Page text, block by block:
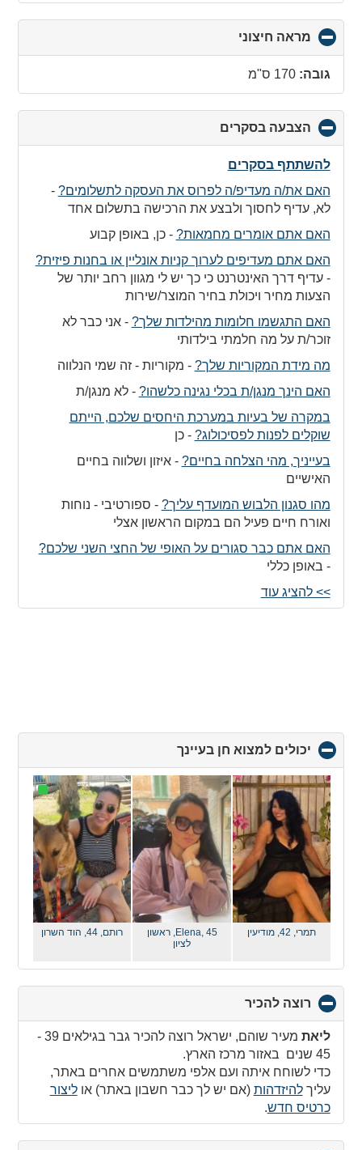
מראה חיצוני
to
גובה: 170 ס"מ
הצבעה בסקרים
to
להשתתף בסקרים
האם את/ה מעדיפ/ה לפרוס את העסקה לתשלומים? -
לא, עדיף לחסוך ולבצע את הרכישה בתשלום אחד
האם אתם אומרים מחמאות? -כן, באופן קבוע
האם אתם מעדיפים לערוך קניות אונליין או בחנות פיזית?
-עדיף דרך האינטרנט כי כך יש לי מגוון רחב יותר של
הצעות מחיר ויכולת בחיר המוצר/שירות
האם התגשמו חלומות מהילדות שלך? -אני כבר לא
זוכר/ת על מה חלמתי בילדותי
מה מידת המקוריות שלך? - מקוריות - זה שמי הנלווה
האם הינך מנגן/ת בכלי נגינה כלשהו? -לא מנגן/ת
במקרה של בעיות במערכת היחסים שלכם, הייתם
שוקלים לפנות לפסיכולוג? -כן
בעייניך, מהי הצלחה בחיים? -איזון ושלווה בחיים
האישיים
מהו סגנון הלבוש המועדף עליך? - ספורטיבי - נוחות
ואורח חיים פעיל הם במקום הראשון אצלי
האם אתם כבר סגורים על האופי של החצי השני שלכם?
- באופן כללי
>> להציג עוד
יכולים למצוא חן בעיינך
to
collapse
contents
תמרי, 42, מודיעין Elena, 45, ראשון
לציון
רותם, 44, הוד השרון
רוצה להכיר
to
collapse
contents
ליאת
מעיר שוהם, ישראל רוצה להכיר גבר בגילאים 39 -
45 שנים באזור מרכז הארץ.
כדי לשוחח איתה ועם אלפי משתמשים אחרים באתר,
עליךלהיזדהות (אם יש לך כבר חשבון באתר) אוליצור
כרטיס חדש.